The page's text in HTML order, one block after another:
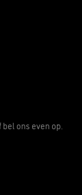
ons even op.